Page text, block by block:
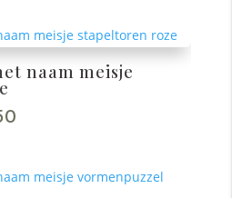
€58.95
naam meisje
€59.50